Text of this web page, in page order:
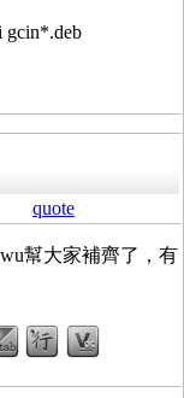
quote
幫大家補齊了，有